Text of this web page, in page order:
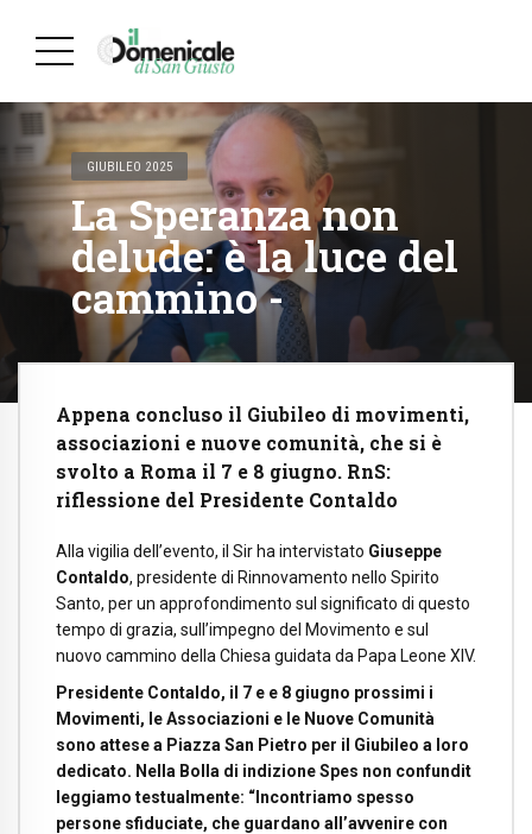
GIUBILEO 2025
La Speranza non
delude: è la luce del
cammino -
Appena concluso il Giubileo di movimenti,
associazioni e nuove comunità, che si è
svolto a Roma il 7 e 8 giugno. RnS:
riflessione del Presidente Contaldo
Alla vigilia dell’evento, il Sir ha intervistato Giuseppe
Contaldo, presidente di Rinnovamento nello Spirito
Santo, per un approfondimento sul significato di questo
tempo di grazia, sull’impegno del Movimento e sul
nuovo cammino della Chiesa guidata da Papa Leone XIV.
Presidente Contaldo, il 7 e e 8 giugno prossimi i
Movimenti, le Associazioni e le Nuove Comunità
sono attese a Piazza San Pietro per il Giubileo a loro
dedicato. Nella Bolla di indizione Spes non confundit
leggiamo testualmente: “Incontriamo spesso
persone sfiduciate, che guardano all’avvenire con